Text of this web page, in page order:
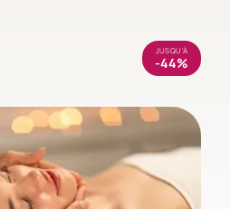
JUSQU'À
-44%